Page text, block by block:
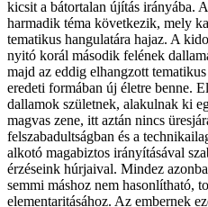
kicsit a bátortalan újítás irányába.
harmadik téma következik, mely
tematikus hangulatára hajaz. A
nyitó korál második felének
majd az eddig elhangzott
eredeti formában új életre benne.
dallamok születnek, alakulnak ki
magvas zene, itt aztán nincs
felszabadultságban és a
alkotó magabiztos irányításával
érzéseink húrjaival. Mindez
semmi máshoz nem hasonlítható,
elementaritásához. Az embernek